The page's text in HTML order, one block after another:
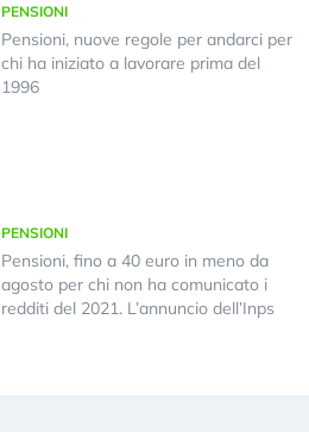
PENSIONI
Pensioni, nuove regole per andarci per
chi ha iniziato a lavorare prima del
1996
PENSIONI
Pensioni, fino a 40 euro in meno da
agosto per chi non ha comunicato i
redditi del 2021. L’annuncio dell’Inps